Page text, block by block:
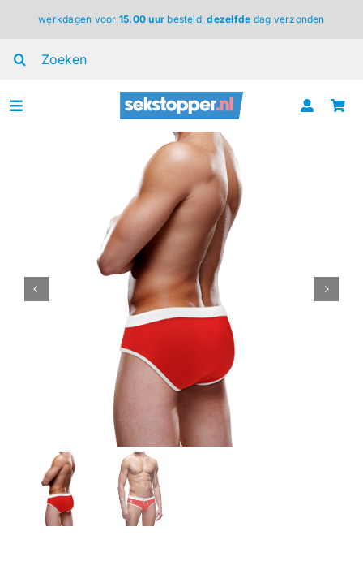
inhoud
werkdagen voor 15.00 uur besteld,dezelfde dag verzonden
Toggle
voor koppels
drogisterij